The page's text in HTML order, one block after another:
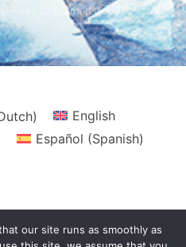
Route 030 - Smartshop in Utrecht
)
English
Español (Spanish)
our site runs as smoothly as